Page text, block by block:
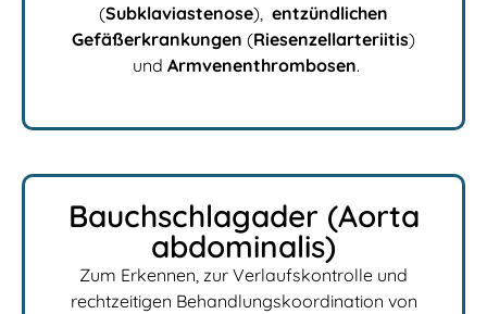
(Subklaviastenose), entzündlichen
Gefäßerkrankungen (Riesenzellarteriitis)
und Armvenenthrombosen.
Bauchschlagader (Aorta
abdominalis)
Zum Erkennen, zur Verlaufskontrolle und
rechtzeitigen Behandlungskoordination von